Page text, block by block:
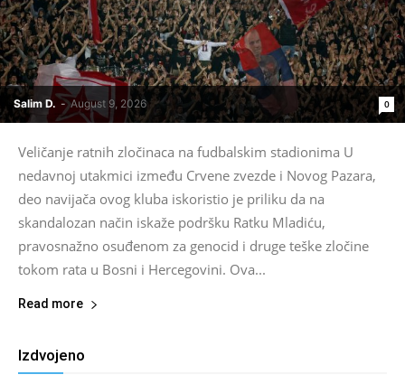
Salim D. - August 9, 2026 0
Veličanje ratnih zločinaca na fudbalskim stadionima U
nedavnoj utakmici između Crvene zvezde i Novog Pazara,
deo navijača ovog kluba iskoristio je priliku da na
skandalozan način iskaže podršku Ratku Mladiću,
pravosnažno osuđenom za genocid i druge teške zločine
tokom rata u Bosni i Hercegovini. Ova...
Read more
Izdvojeno